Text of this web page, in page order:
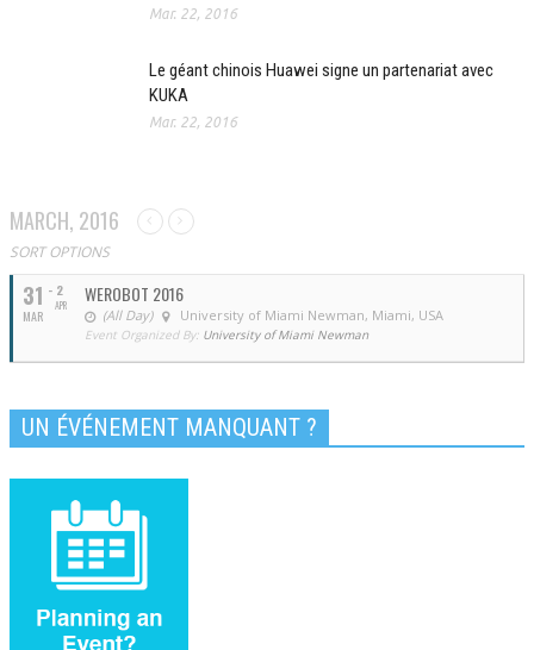
Mar. 22, 2016
Le géant chinois Huawei signe un partenariat avec
KUKA
Mar. 22, 2016
MARCH, 2016
SORT OPTIONS
31
MAR
- 2
APR WEROBOT 2016
(All Day) University of Miami Newman, Miami, USA
Event Organized By: University of Miami Newman
UN ÉVÉNEMENT MANQUANT ?